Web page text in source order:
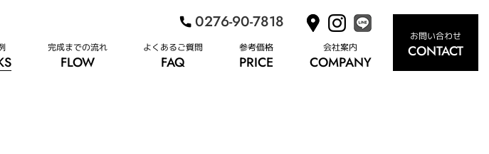
0276-90-7818
完成までの流れ よくあるご質問 参考価格 会社案内
お問い合わせ